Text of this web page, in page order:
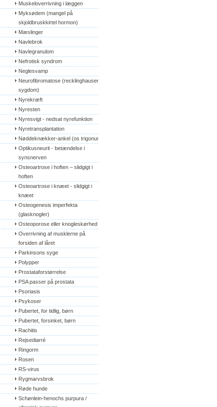
Muskeloverrivning i læggen
Myksødem (mangel på
skjoldbruskkirtel hormon)
Mæslinger
Navlebrok
Navlegranulom
Nefrotisk syndrom
Neglesvamp
Neurofibromatose (recklinghausens
sygdom)
Nyrekræft
Nyresten
Nyresvigt - nedsat nyrefunktion
Nyretransplantation
Nøddeknækker-ankel (os trigonum)
Optikusneurit - betændelse i
synsnerven
Osteoartrose i hoften – slidgigt i
hoften
Osteoartrose i knæet - slidgigt i
knæet
Osteogenesis imperfekta
(glasknogler)
Osteoporose eller knogleskørhed
Overrivning af musklerne på
forsiden af låret
Parkinsons syge
Polypper
Prostataforstørrelse
PSA passer på prostata
Psoriasis
Psykoser
Pubertet, for tidlig, børn
Pubertet, forsinket, børn
Rachitis
Rejsediarré
Ringorm
Rosen
RS-virus
Rygmarvsbrok
Røde hunde
Schønlein-henochs purpura /